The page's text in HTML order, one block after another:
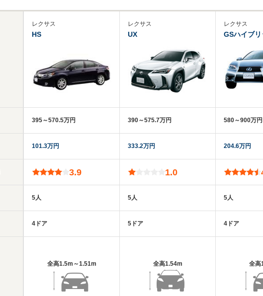
レクサス
HS
395～570.5万円
101.3万円
3.9
5人
4ドア
全高1.5m～1.51m
レクサス
UX
390～575.7万円
333.2万円
1.0
5人
5ドア
全高1.54m
レクサス
GSハイブリ
580～900万円
204.6万円
5人
4ドア
全高